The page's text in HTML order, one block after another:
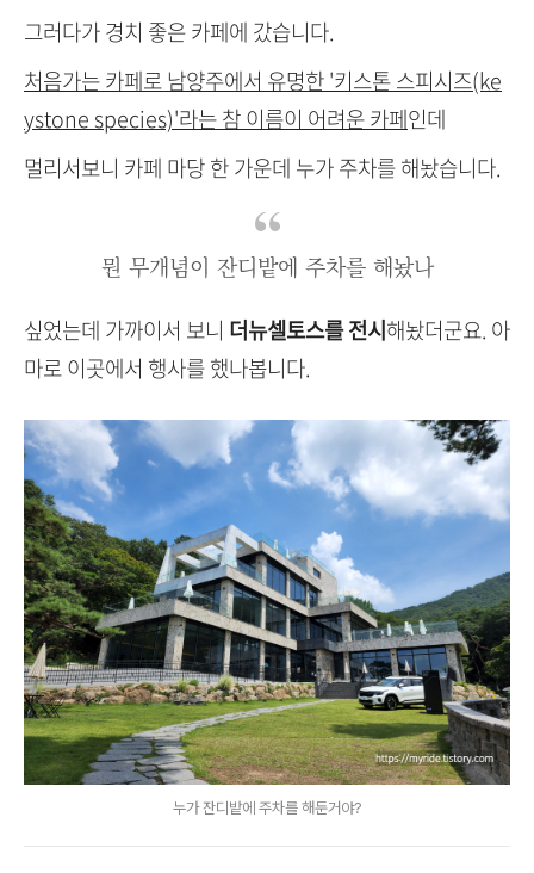
그러다가 경치 좋은 카페에 갔습니다.
처음가는 카페로 남양주에서 유명한 '키스톤 스피시즈(ke
ystone species)'라는 참 이름이 어려운 카페인데
멀리서보니 카페 마당 한 가운데 누가 주차를 해놨습니다.
뭔 무개념이 잔디밭에 주차를 해놨나
싶었는데 가까이서 보니 더뉴셀토스를 전시해놨더군요. 아
마로 이곳에서 행사를 했나봅니다.
누가 잔디밭에 주차를 해둔거야?